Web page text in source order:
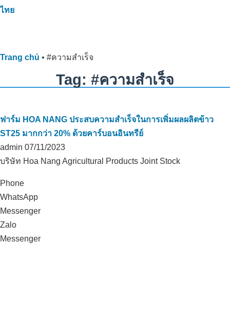
ไทย
Trang chủ • #ความสำเร็จ
Tag: #ความสำเร็จ
ฟาร์ม HOA NANG ประสบความสำเร็จในการเพิ่มผลผลิตข้าว
ST25 มากกว่า 20% ด้วยคาร์บอนอินทรีย์
admin 07/11/2023
บริษัท Hoa Nang Agricultural Products Joint Stock
Phone
WhatsApp
Messenger
Zalo
Messenger